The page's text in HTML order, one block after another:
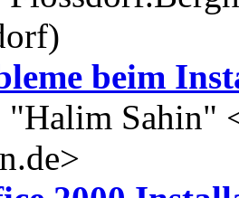
beim
"Halim Sahin"